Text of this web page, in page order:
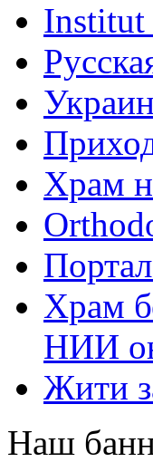
Institut
Храм
Храм
НИИ
Жити
Наш